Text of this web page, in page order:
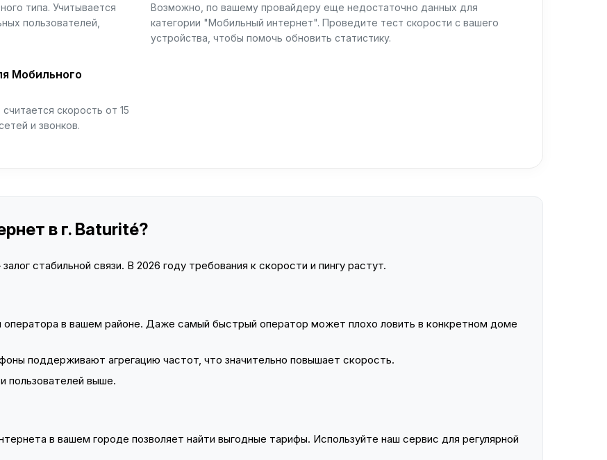
типа. Учитывается
пользователей,
Возможно, по вашему провайдеру еще недостаточно данных для
категории "Мобильный интернет". Проведите тест скорости с вашего
устройства, чтобы помочь обновить статистику.
Мобильного
скорость от 15
и звонков.
в г. Baturité?
стабильной связи. В 2026 году требования к скорости и пингу растут.
оператора в вашем районе. Даже самый быстрый оператор может плохо ловить в конкретном доме
поддерживают агрегацию частот, что значительно повышает скорость.
пользователей выше.
в вашем городе позволяет найти выгодные тарифы. Используйте наш сервис для регулярной